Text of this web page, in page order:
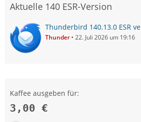
Aktuelle 140 ESR-Version
Thunderbird 140.13.0 ESR
Thunder 22. Juli 2026 um 19:16
Kaffee ausgeben für:
3,00 €